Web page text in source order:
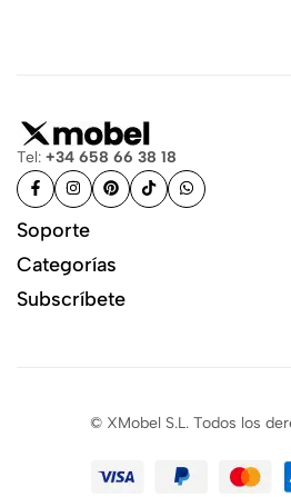
Tel: +34 658 66 38 18
Soporte
Categorías
Subscríbete
© XMobel S.L. Todos los